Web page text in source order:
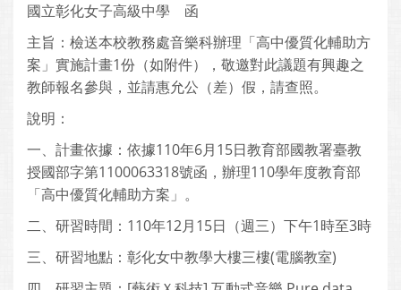
國立彰化女子高級中學 函
主旨：檢送本校教務處音樂科辦理「高中優質化輔助方
案」實施計畫1份（如附件），敬邀對此議題有興趣之
教師報名參與，並請惠允公（差）假，請查照。
說明：
一、計畫依據：依據110年6月15日教育部國教署臺教
授國部字第1100063318號函，辦理110學年度教育部
「高中優質化輔助方案」。
二、研習時間：110年12月15日（週三）下午1時至3時
三、研習地點：彰化女中教學大樓三樓(電腦教室)